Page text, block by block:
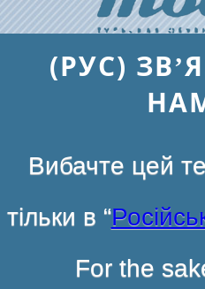
(РУС)
Вибачте цей
тільки в “
For the